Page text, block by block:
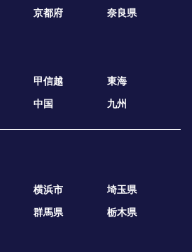
京都府
奈良県
甲信越
東海
中国 九州
横浜市
埼玉県
群馬県 栃木県